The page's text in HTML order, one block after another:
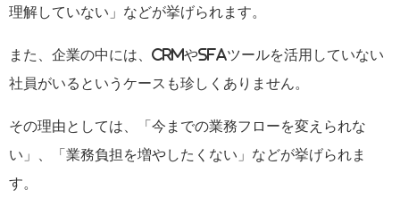
理解していない」などが挙げられます。
また、企業の中には、 CRMやSFAツールを活用していない
社員がいるというケースも珍しくありません。
その理由としては、「今までの業務フローを変えられな
い」、「業務負担を増やしたくない」などが挙げられま
す。